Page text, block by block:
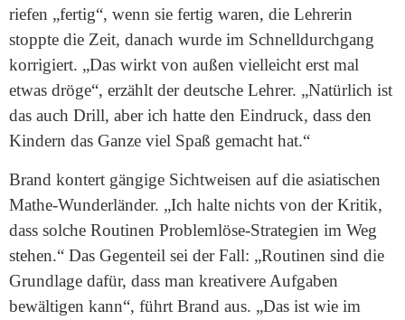
riefen „fertig“, wenn sie fertig waren, die Lehrerin
stoppte die Zeit, danach wurde im Schnelldurchgang
korrigiert. „Das wirkt von außen vielleicht erst mal
etwas dröge“, erzählt der deutsche Lehrer. „Natürlich ist
das auch Drill, aber ich hatte den Eindruck, dass den
Kindern das Ganze viel Spaß gemacht hat.“
Brand kontert gängige Sichtweisen auf die asiatischen
Mathe-Wunderländer. „Ich halte nichts von der Kritik,
dass solche Routinen Problemlöse-Strategien im Weg
stehen.“ Das Gegenteil sei der Fall: „Routinen sind die
Grundlage dafür, dass man kreativere Aufgaben
bewältigen kann“, führt Brand aus. „Das ist wie im